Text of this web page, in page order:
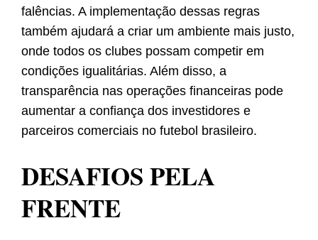
falências. A implementação dessas regras
também ajudará a criar um ambiente mais justo,
onde todos os clubes possam competir em
condições igualitárias. Além disso, a
transparência nas operações financeiras pode
aumentar a confiança dos investidores e
parceiros comerciais no futebol brasileiro.
DESAFIOS PELA
FRENTE